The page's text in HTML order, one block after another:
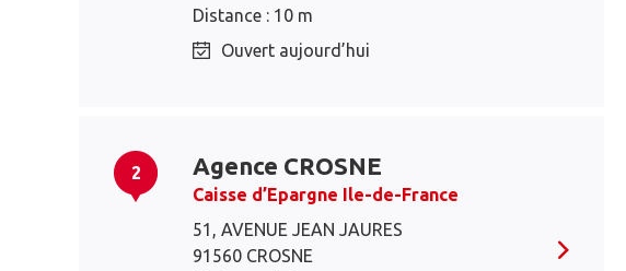
Distance : 10 m
Ouvert aujourd’hui
2 Agence CROSNE
Caisse d’Epargne Ile-de-France
51, AVENUE JEAN JAURES
91560 CROSNE